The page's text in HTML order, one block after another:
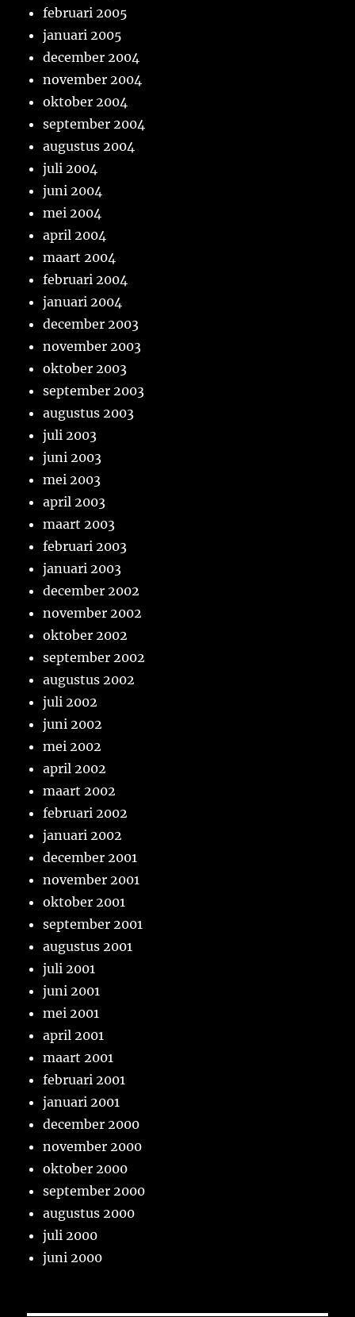
februari 2005
januari 2005
december 2004
november 2004
oktober 2004
september 2004
augustus 2004
juli 2004
juni 2004
mei 2004
april 2004
maart 2004
februari 2004
januari 2004
december 2003
november 2003
oktober 2003
september 2003
augustus 2003
juli 2003
juni 2003
mei 2003
april 2003
maart 2003
februari 2003
januari 2003
december 2002
november 2002
oktober 2002
september 2002
augustus 2002
juli 2002
juni 2002
mei 2002
april 2002
maart 2002
februari 2002
januari 2002
december 2001
november 2001
oktober 2001
september 2001
augustus 2001
juli 2001
juni 2001
mei 2001
april 2001
maart 2001
februari 2001
januari 2001
december 2000
november 2000
oktober 2000
september 2000
augustus 2000
juli 2000
juni 2000